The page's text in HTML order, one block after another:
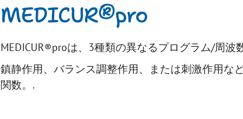
MEDICUR®pro
MEDICUR®proは、3種類の異なるプログラム/周波
鎮静作用、バランス調整作用、または刺激作用な
関数。.